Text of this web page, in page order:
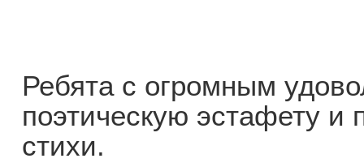
Ребята с огромным
поэтическую эстафету
стихи.